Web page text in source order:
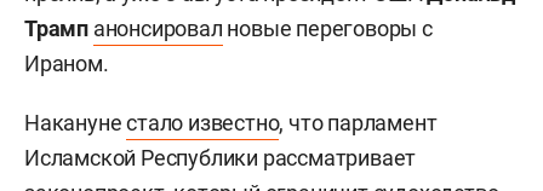
Трамп анонсировал новые переговоры с
Ираном.
Наканунестало известно, что парламент
Исламской Республики рассматривает